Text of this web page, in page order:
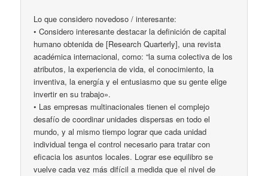
Lo que considero novedoso / interesante:
• Considero interesante destacar la definición de capital
humano obtenida de [Research Quarterly], una revista
académica internacional, como: “la suma colectiva de los
atributos, la experiencia de vida, el conocimiento, la
inventiva, la energía y el entusiasmo que su gente elige
invertir en su trabajo».
• Las empresas multinacionales tienen el complejo
desafío de coordinar unidades dispersas en todo el
mundo, y al mismo tiempo lograr que cada unidad
individual tenga el control necesario para tratar con
eficacia los asuntos locales. Lograr ese equilibro se
vuelve cada vez más difícil a medida que el nivel de